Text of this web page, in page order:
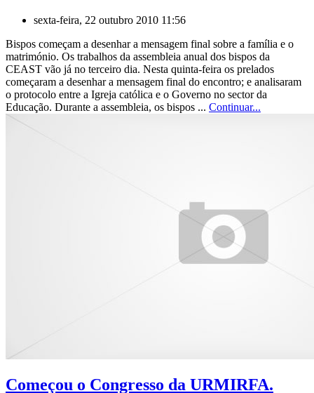
sexta-feira, 22 outubro 2010 11:56
Bispos começam a desenhar a mensagem final sobre a família e o
matrimónio. Os trabalhos da assembleia anual dos bispos da
CEAST vão já no terceiro dia. Nesta quinta-feira os prelados
começaram a desenhar a mensagem final do encontro; e analisaram
o protocolo entre a Igreja católica e o Governo no sector da
Educação. Durante a assembleia, os bispos ... Continuar...
Começou o Congresso da URMIRFA.